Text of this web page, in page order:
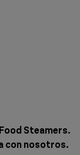
Steamers.
con nosotros.